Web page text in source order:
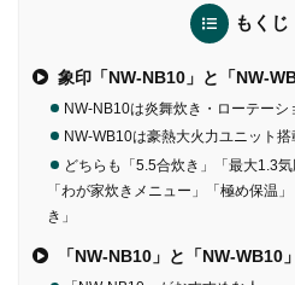
もくじ
象印「NW-NB10」と「NW-
NW-NB10は炎舞炊き・ローテー
NW-WB10は豪熱大火力ユニット
どちらも「5.5合炊き」「最大1.3
「わが家炊きメニュー」「極め保温
き」
「NW-NB10」と「NW-WB10